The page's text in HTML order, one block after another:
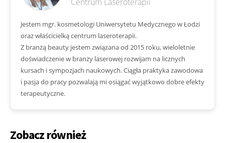
Jestem mgr. kosmetologi Uniwersytetu Medycznego w Łodzi
oraz właścicielką centrum laseroterapii.
Z branżą beauty jestem związana od 2015 roku, wieloletnie
doświadczenie w branży laserowej rozwijam na licznych
kursach i sympozjach naukowych. Ciągła praktyka zawodowa
i pasja do pracy pozwalają mi osiągać wyjątkowo dobre efekty
terapeutyczne.
Zobacz również